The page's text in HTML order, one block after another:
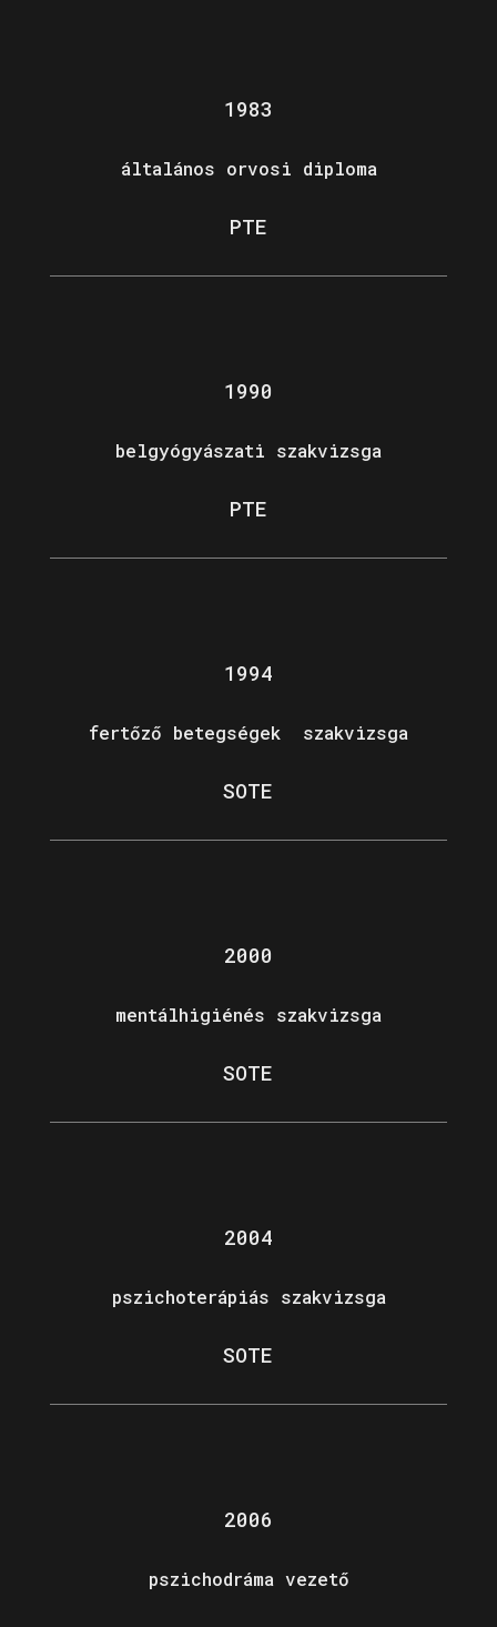
1983
általános orvosi diploma
PTE
1990
belgyógyászati szakvizsga
PTE
1994
fertőző betegségek szakvizsga
SOTE
2000
mentálhigiénés szakvizsga
SOTE
2004
pszichoterápiás szakvizsga
SOTE
2006
pszichodráma vezető